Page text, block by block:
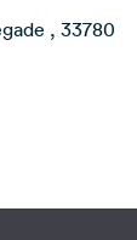
, 33780